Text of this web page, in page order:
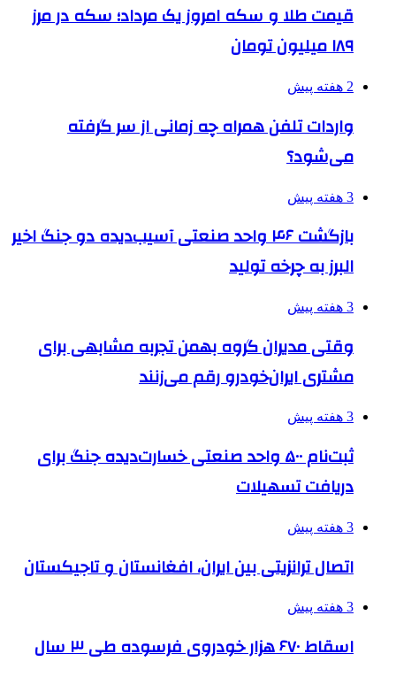
قیمت طلا و سکه امروز یک مرداد؛ سکه در مرز
۱۸۹ میلیون تومان
2 هفته پیش
واردات تلفن همراه چه زمانی از سر گرفته
می‌شود؟
3 هفته پیش
بازگشت ۴۶ واحد صنعتی آسیب‌دیده دو جنگ اخیر
البرز به چرخه تولید
3 هفته پیش
وقتی مدیران گروه بهمن تجربه مشابهی برای
مشتری ایران‌خودرو رقم می‌زنند
3 هفته پیش
ثبت‌نام ۵۰۰ واحد صنعتی خسارت‌دیده جنگ برای
دریافت تسهیلات
3 هفته پیش
اتصال ترانزیتی بین ایران، افغانستان و تاجیکستان
3 هفته پیش
اسقاط ۶۷۰ هزار خودروی فرسوده طی ۳ سال